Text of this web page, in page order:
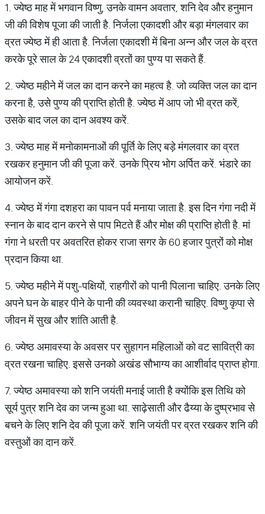
1. ज्येष्ठ माह में भगवान विष्णु, उनके वामन अवतार, शनि देव और हनुमान
जी की विशेष पूजा की जाती है. निर्जला एकादशी और बड़ा मंगलवार का
व्रत ज्येष्ठ में ही आता है. निर्जला एकादशी में बिना अन्न और जल के व्रत
करके पूरे साल के 24 एकादशी व्रतों का पुण्य पा सकते हैं.
2. ज्येष्ठ महीने में जल का दान करने का महत्व है. जो व्यक्ति जल का दान
करना है, उसे पुण्य की प्राप्ति होती है. ज्येष्ठ में आप जो भी व्रत करें,
उसके बाद जल का दान अवश्य करें.
3. ज्येष्ठ माह में मनोकामनाओं की पूर्ति के लिए बड़े मंगलवार का व्रत
रखकर हनुमान जी की पूजा करें. उनके प्रिय भोग अर्पित करें. भंडारे का
आयोजन करें.
4. ज्येष्ठ में गंगा दशहरा का पावन पर्व मनाया जाता है. इस दिन गंगा नदी में
स्नान के बाद दान करने से पाप मिटते हैं और मोक्ष की प्राप्ति होती है. मां
गंगा ने धरती पर अवतरित होकर राजा सगर के 60 हजार पुत्रों को मोक्ष
प्रदान किया था.
5. ज्येष्ठ महीने में पशु-पक्षियों, राहगीरों को पानी पिलाना चाहिए. उनके लिए
अपने घन के बाहर पीने के पानी की व्यवस्था करानी चाहिए. विष्णु कृपा से
जीवन में सुख और शांति आती है.
6. ज्येष्ठ अमावस्या के अवसर पर सुहागन महिलाओं को वट सावित्री का
व्रत रखना चाहिए. इससे उनको अखंड सौभाग्य का आशीर्वाद प्राप्त होगा.
7. ज्येष्ठ अमावस्या को शनि जयंती मनाई जाती है क्योंकि इस तिथि को
सूर्य पुत्र शनि देव का जन्म हुआ था. साढ़ेसाती और ढैय्या के दुष्प्रभाव से
बचने के लिए शनि देव की पूजा करें. शनि जयंती पर व्रत रखकर शनि की
वस्तुओं का दान करें.